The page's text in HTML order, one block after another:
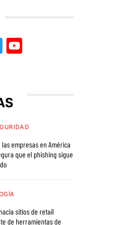
Twitter
las empresas en América
que el phishing sigue
sitios de retail
de herramientas de